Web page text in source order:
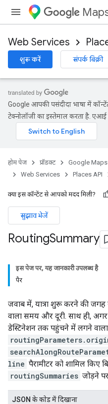
Web Services
शुरू करें संपर्क बिक्री
Google आपकी पसंदीदा भाषा में
टेक्नोलॉजी का इस्तेमाल करता है.
होम पेज प्रॉडक्ट Google
Web Services
Places API
क्या इस कॉन्टेंट से आपको मदद मिली?
सुझाव भेजें
RoutingSummary
इस पेज पर, यह जानकारी उपलब्ध है
पैर
जवाब में, यात्रा शुरू करने की
वाला समय और दूरी. साथ ही,
डेस्टिनेशन तक पहुंचने में लगने
line पैरामीटर को शामिल किए
routingSummaries जोड़ने
JSON के काेड में दिखाना